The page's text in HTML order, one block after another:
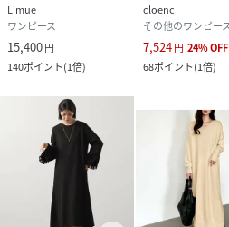
Limue
ワンピース
15,400円
140ポイント(1倍)
cloenc
7,524円 24%OFF
68ポイント(1倍)